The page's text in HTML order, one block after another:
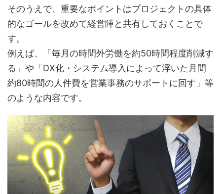
そのうえで、重要なポイントはプロジェクトの具体
的なゴールを改めて経営陣と共有しておくことで
す。
例えば、「毎月の時間外労働を約50時間程度削減す
る」や「DX化・システム導入によって浮いた月間
約80時間の人件費を営業事務のサポートに回す」等
のような内容です。